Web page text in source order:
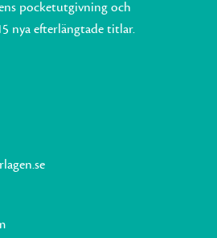
pocketutgivning och
nya efterlängtade titlar.